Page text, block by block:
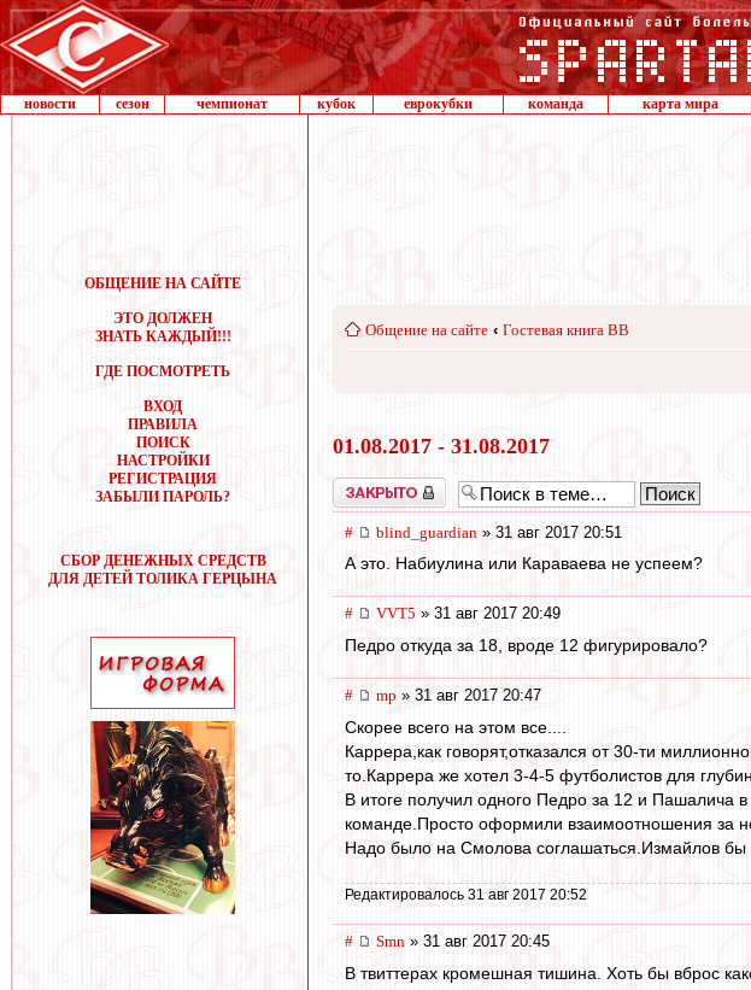
новости сезон чемпионат кубок еврокубки команда карта мира
ОБЩЕНИЕ НА САЙТЕ
ЭТО ДОЛЖЕН
ЗНАТЬ КАЖДЫЙ!!!
ГДЕ ПОСМОТРЕТЬ
ВХОД
ПРАВИЛА
ПОИСК
НАСТРОЙКИ
РЕГИСТРАЦИЯ
ЗАБЫЛИ ПАРОЛЬ?
СБОР ДЕНЕЖНЫХ СРЕДСТВ
ДЛЯ ДЕТЕЙ ТОЛИКА ГЕРЦЫНА
Общение на сайте ‹ Гостевая книга ВВ
01.08.2017 - 31.08.2017
Закрыто
# blind_guardian » 31 авг 2017 20:51
А это. Набиулина или Караваева не успеем?
# VVT5 » 31 авг 2017 20:49
Педро откуда за 18, вроде 12 фигурировало?
# mp » 31 авг 2017 20:47
Скорее всего на этом все....
Каррера,как говорят,отказался от 30-ти
то.Каррера же хотел 3-4-5 футболистов для
В итоге получил одного Педро за 12 и Пашалича
команде.Просто оформили взаимоотношения за
Надо было на Смолова соглашаться.Измайлов бы
Редактировалось 31 авг 2017 20:52
# Smn » 31 авг 2017 20:45
В твиттерах кромешная тишина. Хоть бы вброс